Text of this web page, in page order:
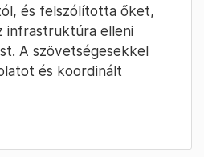
és felszólította őket,
infrastruktúra elleni
A szövetségesekkel
és koordinált